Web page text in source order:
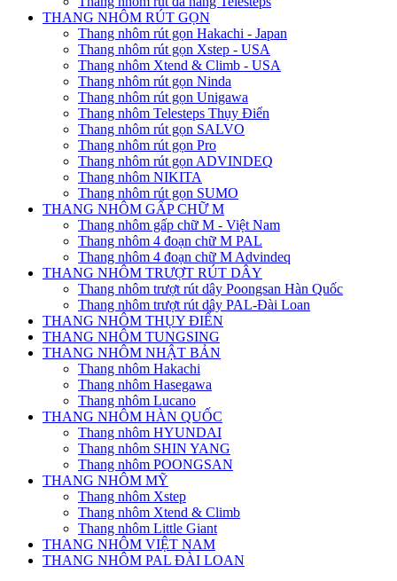
THANG NHÔM RÚT GỌN
Thang nhôm rút gọn Hakachi - Japan
Thang nhôm rút gọn Xstep - USA
Thang nhôm Xtend & Climb - USA
Thang nhôm rút gọn Ninda
Thang nhôm rút gọn Unigawa
Thang nhôm Telesteps Thụy Điển
Thang nhôm rút gọn SALVO
Thang nhôm rút gọn Pro
Thang nhôm rút gọn ADVINDEQ
Thang nhôm NIKITA
Thang nhôm rút gọn SUMO
THANG NHÔM GẤP CHỮ M
Thang nhôm gấp chữ M - Việt Nam
Thang nhôm 4 đoạn chữ M PAL
Thang nhôm 4 đoạn chữ M Advindeq
THANG NHÔM TRƯỢT RÚT DÂY
Thang nhôm trượt rút dây Poongsan Hàn Quốc
Thang nhôm trượt rút dây PAL-Đài Loan
THANG NHÔM THỤY ĐIỂN
THANG NHÔM TUNGSING
THANG NHÔM NHẬT BẢN
Thang nhôm Hakachi
Thang nhôm Hasegawa
Thang nhôm Lucano
THANG NHÔM HÀN QUỐC
Thang nhôm HYUNDAI
Thang nhôm SHIN YANG
Thang nhôm POONGSAN
THANG NHÔM MỸ
Thang nhôm Xstep
Thang nhôm Xtend & Climb
Thang nhôm Little Giant
THANG NHÔM VIỆT NAM
THANG NHÔM PAL ĐÀI LOAN